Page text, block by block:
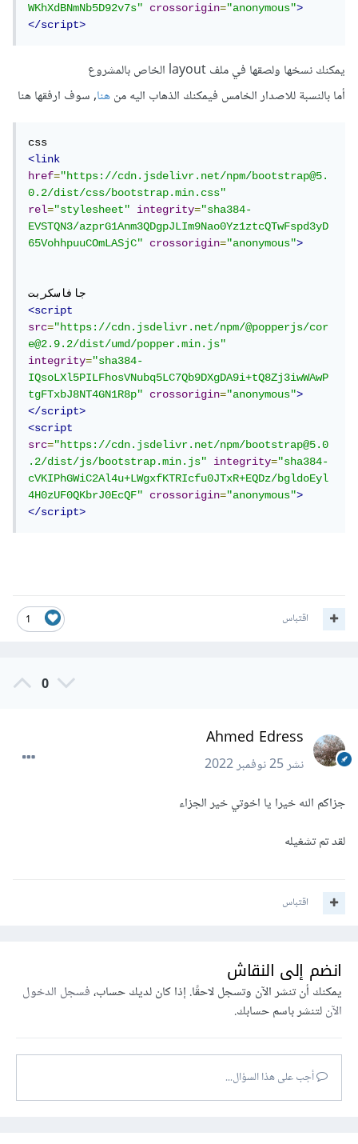
WKhXdBNmNb5D92v7s" crossorigin="anonymous">
</script>
يمكنك نسخها ولصقها في ملف layout الخاص بالمشروع
أما بالنسبة للاصدار الخامس فيمكنك الذهاب اليه منهنا, سوف ارفقها هنا
<link
href="https://cdn.jsdelivr.net/npm/bootstrap@5.
0.2/dist/css/bootstrap.min.css"
rel="stylesheet" integrity="sha384-
EVSTQN3/azprG1Anm3QDgpJLIm9Nao0Yz1ztcQTwFspd3yD
65VohhpuuCOmLASjC"
crossorigin="anonymous">
<script
src="https://cdn.jsdelivr.net/npm/@popperjs/cor
e@2.9.2/dist/umd/popper.min.js"
integrity="sha384-
IQsoLXl5PILFhosVNubq5LC7Qb9DXgDA9i+tQ8Zj3iwWAwP
tgFTxbJ8NT4GN1R8p"
crossorigin="anonymous">
</script>
<script
src="https://cdn.jsdelivr.net/npm/bootstrap@5.0
.2/dist/js/bootstrap.min.js"
integrity="sha384-
cVKIPhGWiC2Al4u+LWgxfKTRIcfu0JTxR+EQDz/bgldoEyl
4H0zUF0QKbrJ0EcQF"
crossorigin="anonymous">
</script>
1 اقتباس
0
Ahmed Edress
نشر25 نوفمبر 2022
جزاكم الله خيرا يا اخوتي خير الجزاء
لقد تم تشغيله
اقتباس
انضم إلى النقاش
يمكنك أن تنشر الآن وتسجل لاحقًا. إذا كان لديك حساب،فسجل الدخول
الآنلتنشر باسم حسابك.
أجب على هذا السؤال...